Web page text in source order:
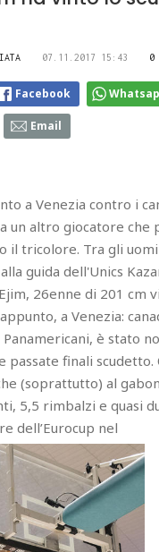
07.11.2017 15:43 0
Facebook
Email
a Venezia contro i
un altro giocatore che
il tricolore. Tra gli
guida dell'Unics
26enne di 201 cm
a Venezia:
Panamericani, è stato
passate finali scudetto.
(soprattutto) al
5,5 rimbalzi e quasi
dell’Eurocup nel